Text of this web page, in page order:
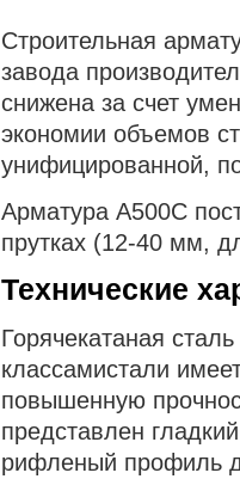
Строительная
завода
снижена за счет
экономии объемов
унифицированной,
Арматура А500С
прутках (12-40 мм,
Технические
Горячекатаная
классамистали
повышенную
представлен
рифленый профиль